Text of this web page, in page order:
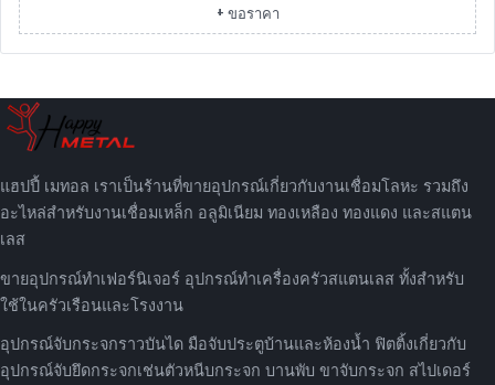
+ ขอราคา
แฮปปี้ เมทอล เราเป็นร้านที่ขายอุปกรณ์เกี่ยวกับงานเชื่อมโลหะ รวมถึง
อะไหล่สำหรับงานเชื่อมเหล็ก อลูมิเนียม ทองเหลือง ทองแดง และสแตน
เลส
ขายอุปกรณ์ทำเฟอร์นิเจอร์ อุปกรณ์ทำเครื่องครัวสแตนเลส ทั้งสำหรับ
ใช้ในครัวเรือนและโรงงาน
อุปกรณ์จับกระจกราวบันได มือจับประตูบ้านและห้องน้ำ ฟิตติ้งเกี่ยวกับ
อุปกรณ์จับยึดกระจกเช่นตัวหนีบกระจก บานพับ ขาจับกระจก สไปเดอร์